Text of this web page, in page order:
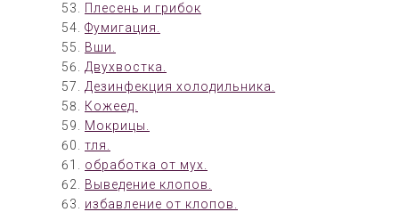
Плесень и грибок
Фумигация.
Вши.
Двухвостка.
Дезинфекция холодильника.
Кожеед.
Мокрицы.
тля.
обработка от мух.
Выведение клопов.
избавление от клопов.